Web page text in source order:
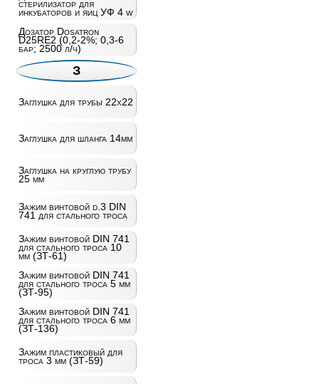
стерилизатор для
инкубаторов и яиц УФ 4 w
Дозатор Dosatron
D25RE2 (0,2-2%; 0,3-6
бар; 2500 л/ч)
З
Заглушка для трубы 22х22
Заглушка для шланга 14мм
Заглушка на круглую трубу
25 мм
Зажим винтовой d.3 DIN
741 для стального троса
Зажим винтовой DIN 741
для стального троса 10
мм (ЗТ-61)
Зажим винтовой DIN 741
для стального троса 5 мм
(ЗТ-95)
Зажим винтовой DIN 741
для стального троса 6 мм
(ЗТ-136)
Зажим пластиковый для
троса 3 мм (ЗТ-59)